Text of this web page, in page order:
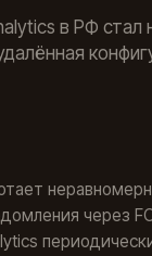
в РФ
через